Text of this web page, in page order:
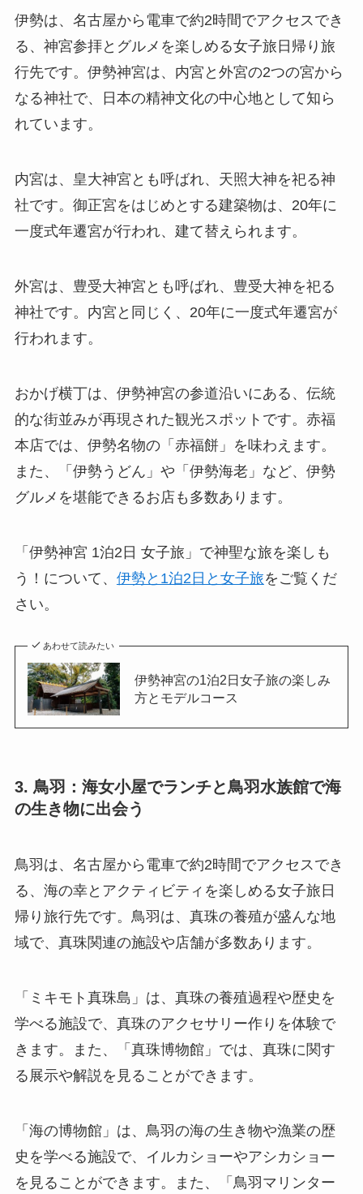
伊勢は、名古屋から電車で約2時間でアクセスでき
る、神宮参拝とグルメを楽しめる女子旅日帰り旅
行先です。伊勢神宮は、内宮と外宮の2つの宮から
なる神社で、日本の精神文化の中心地として知ら
れています。
内宮は、皇大神宮とも呼ばれ、天照大神を祀る神
社です。御正宮をはじめとする建築物は、20年に
一度式年遷宮が行われ、建て替えられます。
外宮は、豊受大神宮とも呼ばれ、豊受大神を祀る
神社です。内宮と同じく、20年に一度式年遷宮が
行われます。
おかげ横丁は、伊勢神宮の参道沿いにある、伝統
的な街並みが再現された観光スポットです。赤福
本店では、伊勢名物の「赤福餅」を味わえます。
また、「伊勢うどん」や「伊勢海老」など、伊勢
グルメを堪能できるお店も多数あります。
「伊勢神宮 1泊2日 女子旅」で神聖な旅を楽しも
う！について、 伊勢と1泊2日と女子旅をご覧くだ
さい。
あわせて読みたい
伊勢神宮の1泊2日女子旅の楽しみ
方とモデルコース
3. 鳥羽：海女小屋でランチと鳥羽水族館で海
の生き物に出会う
鳥羽は、名古屋から電車で約2時間でアクセスでき
る、海の幸とアクティビティを楽しめる女子旅日
帰り旅行先です。鳥羽は、真珠の養殖が盛んな地
域で、真珠関連の施設や店舗が多数あります。
「ミキモト真珠島」は、真珠の養殖過程や歴史を
学べる施設で、真珠のアクセサリー作りを体験で
きます。また、「真珠博物館」では、真珠に関す
る展示や解説を見ることができます。
「海の博物館」は、鳥羽の海の生き物や漁業の歴
史を学べる施設で、イルカショーやアシカショー
を見ることができます。また、「鳥羽マリンター